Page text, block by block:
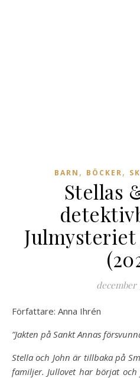
BARN , BÖCKER,
Stellas
Julmysteriet
december
Författare: Anna Ihrén
”Jakten på Sankt Annas
Stella och John är tillbaka på
familjer. Jullovet har börjat